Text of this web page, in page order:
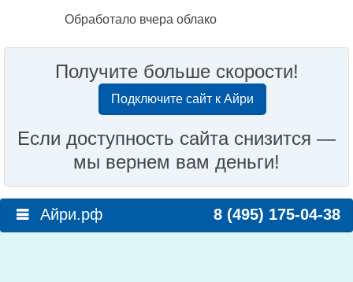
Обработало вчера облако
Получите больше скорости!
Подключите сайт к Айри
Если доступность сайта снизится —
мы вернем вам деньги!
Айри.рф 8 (495) 175-04-38